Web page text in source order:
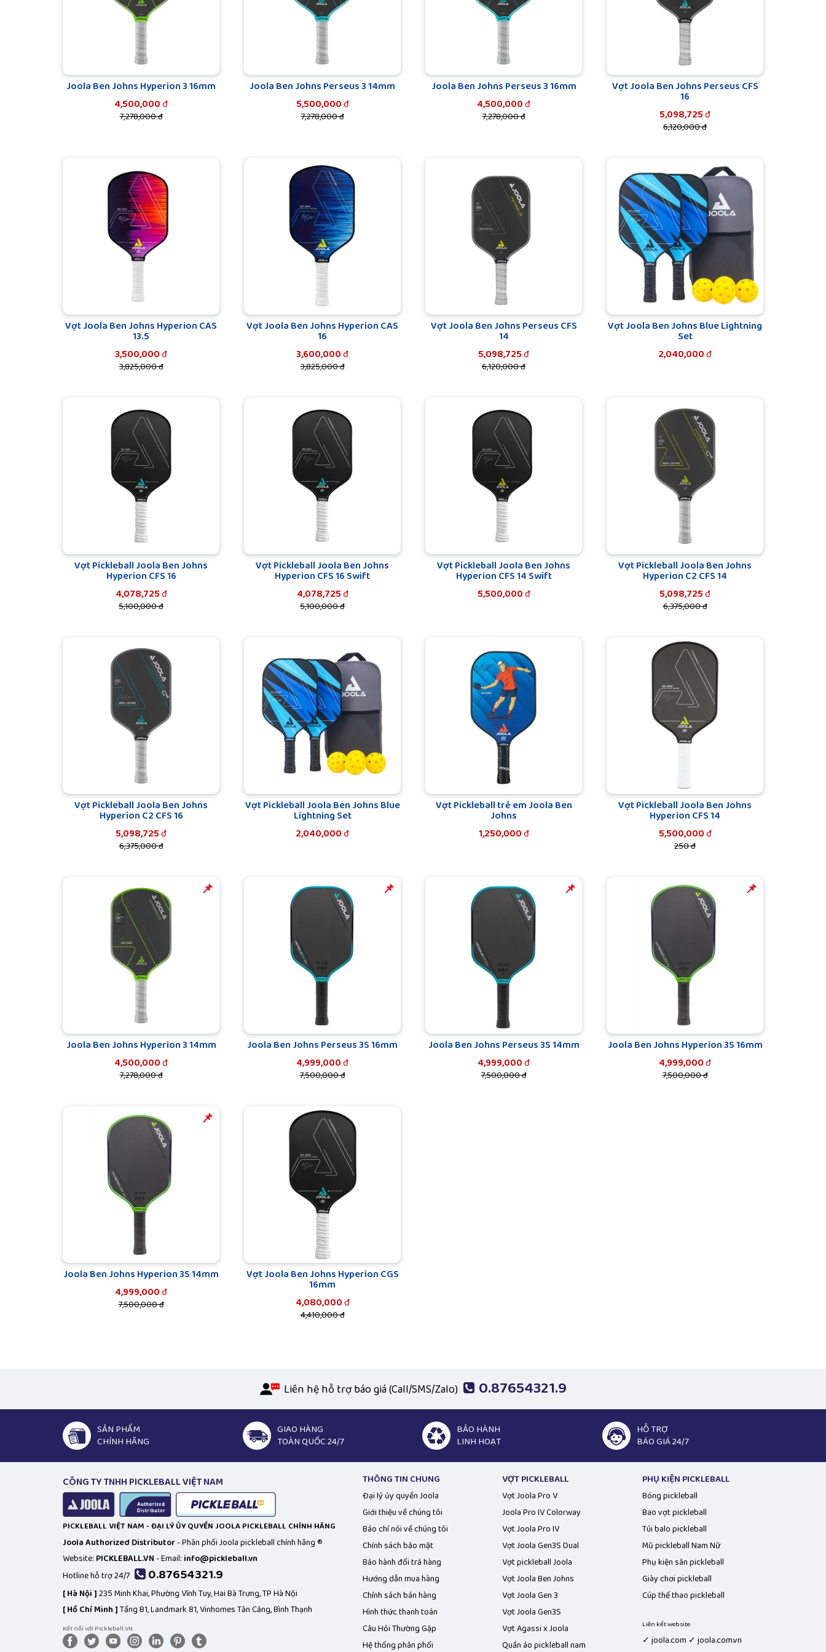
Joola Ben Johns Hyperion 3 16mm
4,500,000đ
7,278,000 đ
Joola Ben Johns Perseus 3 14mm
5,500,000đ
7,278,000 đ
Joola Ben Johns Perseus 3 16mm
4,500,000đ
7,278,000 đ
Vợt Joola Ben Johns Perseus CFS
16
5,098,725đ
6,120,000 đ
Vợt Joola Ben Johns Hyperion CAS
13.5
3,500,000đ
3,825,000 đ
Vợt Joola Ben Johns Hyperion CAS
16
3,600,000đ
3,825,000 đ
Vợt Joola Ben Johns Perseus CFS
14
5,098,725đ
6,120,000 đ
Vợt Joola Ben Johns Blue Lightning
Set
2,040,000đ
Vợt Pickleball Joola Ben Johns
Hyperion CFS 16
4,078,725đ
5,100,000 đ
Vợt Pickleball Joola Ben Johns
Hyperion CFS 16 Swift
4,078,725đ
5,100,000 đ
Vợt Pickleball Joola Ben Johns
Hyperion CFS 14 Swift
5,500,000đ
Vợt Pickleball Joola Ben Johns
Hyperion C2 CFS 14
5,098,725đ
6,375,000 đ
Vợt Pickleball Joola Ben Johns
Hyperion C2 CFS 16
5,098,725đ
6,375,000 đ
Vợt Pickleball Joola Ben Johns Blue
Lightning Set
2,040,000đ
Vợt Pickleball trẻ em Joola Ben
Johns
1,250,000đ
Vợt Pickleball Joola Ben Johns
Hyperion CFS 14
5,500,000đ
250 đ
️️📌
Joola Ben Johns Hyperion 3 14mm
4,500,000đ
7,278,000 đ
️️📌
Joola Ben Johns Perseus 3S 16mm
4,999,000đ
7,500,000 đ
️️📌
Joola Ben Johns Perseus 3S 14mm
4,999,000đ
7,500,000 đ
️️📌
Joola Ben Johns Hyperion 3S 16mm
4,999,000đ
7,500,000 đ
️️📌
Joola Ben Johns Hyperion 3S 14mm
4,999,000đ
7,500,000 đ
Vợt Joola Ben Johns Hyperion CGS
16mm
4,080,000đ
4,410,000 đ
Liên hệ hỗ trợ báo giá (Call/SMS/Zalo) 0.87654321.9
SẢN PHẨM
CHÍNH HÃNG
GIAO HÀNG
TOÀN QUỐC 24/7
BẢO HÀNH
LINH HOẠT
HỖ TRỢ
BÁO GIÁ 24/7
CÔNG TY TNHH PICKLEBALL VIỆT NAM
PICKLEBALL VIỆT NAM - ĐẠI LÝ ỦY QUYỀN JOOLA PICKLEBALL CHÍNH HÃNG
Joola Authorized Distributor- Phân phối Joola pickleball chính hãng ®
Website: PICKLEBALL.VN- Email: info@pickleball.vn
Hotline hỗ trợ 24/7
0.87654321.9
[Hà Nội ]235 Minh Khai, Phường Vĩnh Tuy, Hai Bà Trưng, TP Hà Nội
[Hồ Chí Minh ]Tầng B1, Landmark 81, Vinhomes Tân Cảng, Bình Thạnh
Kết nối với Pickleball.VN
THÔNG TIN CHUNG
Đại lý ủy quyền Joola
Giới thiệu về chúng tôi
Báo chí nói về chúng tôi
Chính sách bảo mật
Bảo hành đổi trả hàng
Hướng dẫn mua hàng
Chính sách bán hàng
Hình thức thanh toán
Câu Hỏi Thường Gặp
Hệ thống phân phối
VỢT PICKLEBALL
Vợt Joola Pro V
Joola Pro IV Colorway
Vợt Joola Pro IV
Vợt Joola Gen3S Dual
Vợt pickleball Joola
Vợt Joola Ben Johns
Vợt Joola Gen 3
Vợt Joola Gen3S
Vợt Agassi x Joola
Quần áo pickleball nam
PHỤ KIỆN PICKLEBALL
Bóng pickleball
Bao vợt pickleball
Túi balo pickleball
Mũ pickleball Nam Nữ
Phụ kiện sân pickleball
Giày chơi pickleball
Cúp thể thao pickleball
Liên kết website
✓ joola.com ✓ joola.com.vn